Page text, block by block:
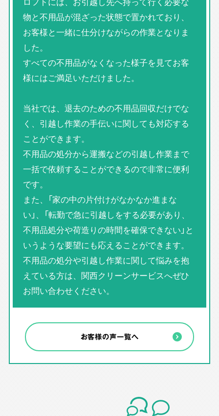
物と不用品が混ざった状態で置かれており、
お客様と一緒に仕分けながらの作業となりま
した。
すべての不用品がなくなった様子を見てお客
様にはご満足いただけました。
当社では、退去のための不用品回収だけでな
く、引越し作業の手伝いに関しても対応する
ことができます。
不用品の処分から運搬などの引越し作業まで
一括で依頼することができるので非常に便利
です。
また、「家の中の片付けがなかなか進まな
い」、「転勤で急に引越しをする必要があり、
不用品処分や荷造りの時間を確保できない」と
いうような要望にも応えることができます。
不用品の処分や引越し作業に関して悩みを抱
えている方は、関西クリーンサービスへぜひ
お問い合わせください。
お客様の声一覧へ